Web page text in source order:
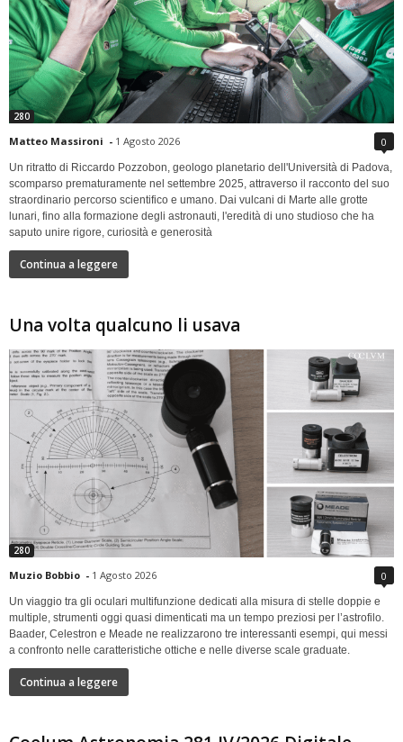
280
Matteo Massironi - 1 Agosto 2026 0
Un ritratto di Riccardo Pozzobon, geologo planetario dell'Università di Padova,
scomparso prematuramente nel settembre 2025, attraverso il racconto del suo
straordinario percorso scientifico e umano. Dai vulcani di Marte alle grotte
lunari, fino alla formazione degli astronauti, l'eredità di uno studioso che ha
saputo unire rigore, curiosità e generosità
Continua a leggere
Una volta qualcuno li usava
280
Muzio Bobbio - 1 Agosto 2026 0
Un viaggio tra gli oculari multifunzione dedicati alla misura di stelle doppie e
multiple, strumenti oggi quasi dimenticati ma un tempo preziosi per l’astrofilo.
Baader, Celestron e Meade ne realizzarono tre interessanti esempi, qui messi
a confronto nelle caratteristiche ottiche e nelle diverse scale graduate.
Continua a leggere